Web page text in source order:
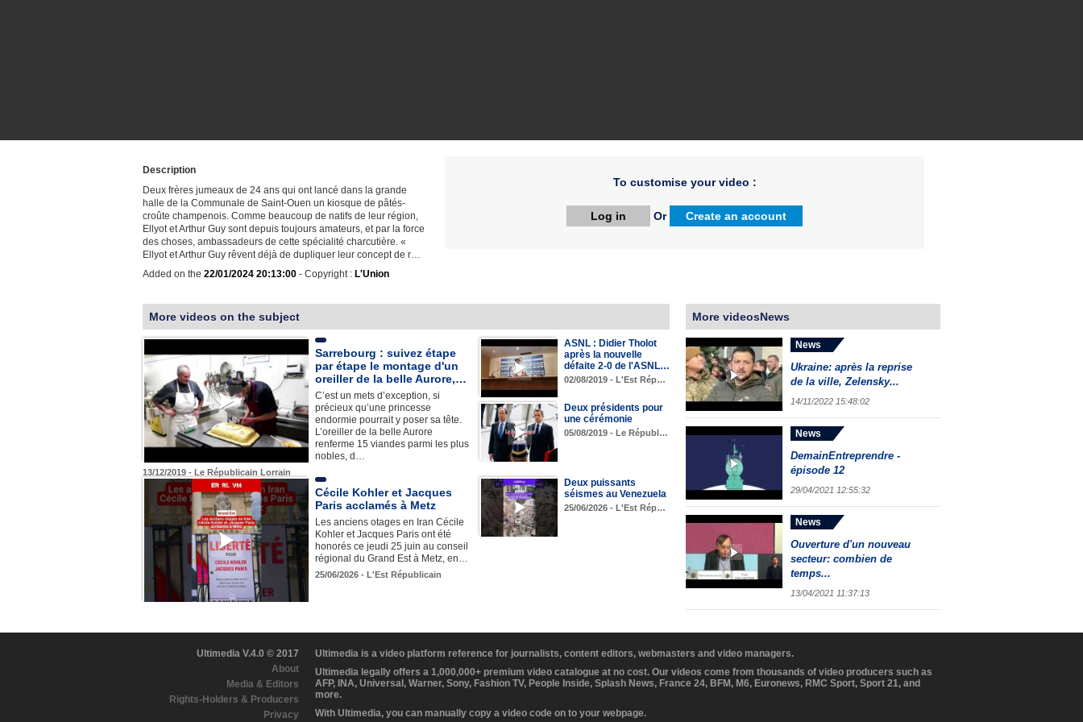
Description
Deux frères jumeaux de 24 ans qui ont lancé dans la grande
halle de la Communale de Saint-Ouen un kiosque de pâtés-
croûte champenois. Comme beaucoup de natifs de leur région,
Ellyot et Arthur Guy sont depuis toujours amateurs, et par la force
des choses, ambassadeurs de cette spécialité charcutière. «
Ellyot et Arthur Guy rêvent déjà de dupliquer leur concept de r…
Added on the 22/01/2024 20:13:00 - Copyright : L'Union
To customise your video :
Log in Or Create an account
More videos on the subject
Sarrebourg : suivez étape
par étape le montage d'un
oreiller de la belle Aurore,…
C’est un mets d’exception, si
précieux qu’une princesse
endormie pourrait y poser sa tête.
L’oreiller de la belle Aurore
renferme 15 viandes parmi les plus
nobles, d…
13/12/2019 - Le Républicain Lorrain
ASNL : Didier Tholot
après la nouvelle
défaite 2-0 de l'ASNL…
02/08/2019 - L'Est Rép…
Deux présidents pour
une cérémonie
05/08/2019 - Le Républ…
Cécile Kohler et Jacques
Paris acclamés à Metz
Les anciens otages en Iran Cécile
Kohler et Jacques Paris ont été
honorés ce jeudi 25 juin au conseil
régional du Grand Est à Metz, en…
25/06/2026 - L'Est Républicain
Deux puissants
séismes au Venezuela
25/06/2026 - L'Est Rép…
More videosNews
News
Ukraine: après la reprise
de la ville, Zelensky...
14/11/2022 15:48:02
News
DemainEntreprendre -
épisode 12
29/04/2021 12:55:32
News
Ouverture d'un nouveau
secteur: combien de
temps...
13/04/2021 11:37:13
Ultimedia V.4.0 © 2017
About
Media & Editors
Rights-Holders & Producers
Privacy
Ultimedia is a video platform reference for journalists, content editors, webmasters and video managers.
Ultimedia legally offers a 1,000,000+ premium video catalogue at no cost. Our videos come from thousands of video producers such as
AFP, INA, Universal, Warner, Sony, Fashion TV, People Inside, Splash News, France 24, BFM, M6, Euronews, RMC Sport, Sport 21, and
more.
With Ultimedia, you can manually copy a video code on to your webpage.